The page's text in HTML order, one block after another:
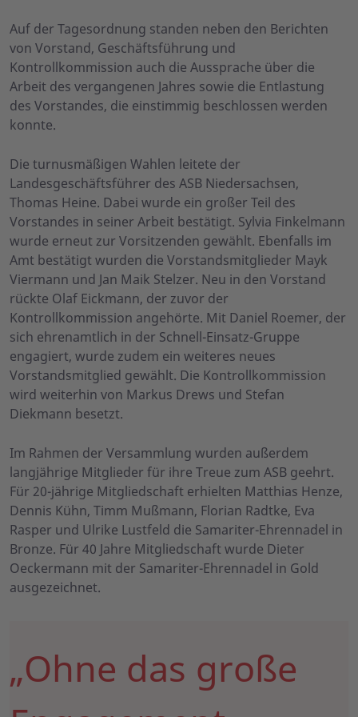
Auf der Tagesordnung standen neben den Berichten
von Vorstand, Geschäftsführung und
Kontrollkommission auch die Aussprache über die
Arbeit des vergangenen Jahres sowie die Entlastung
des Vorstandes, die einstimmig beschlossen werden
konnte.
Die turnusmäßigen Wahlen leitete der
Landesgeschäftsführer des ASB Niedersachsen,
Thomas Heine. Dabei wurde ein großer Teil des
Vorstandes in seiner Arbeit bestätigt. Sylvia Finkelmann
wurde erneut zur Vorsitzenden gewählt. Ebenfalls im
Amt bestätigt wurden die Vorstandsmitglieder Mayk
Viermann und Jan Maik Stelzer. Neu in den Vorstand
rückte Olaf Eickmann, der zuvor der
Kontrollkommission angehörte. Mit Daniel Roemer, der
sich ehrenamtlich in der Schnell-Einsatz-Gruppe
engagiert, wurde zudem ein weiteres neues
Vorstandsmitglied gewählt. Die Kontrollkommission
wird weiterhin von Markus Drews und Stefan
Diekmann besetzt.
Im Rahmen der Versammlung wurden außerdem
langjährige Mitglieder für ihre Treue zum ASB geehrt.
Für 20-jährige Mitgliedschaft erhielten Matthias Henze,
Dennis Kühn, Timm Mußmann, Florian Radtke, Eva
Rasper und Ulrike Lustfeld die Samariter-Ehrennadel in
Bronze. Für 40 Jahre Mitgliedschaft wurde Dieter
Oeckermann mit der Samariter-Ehrennadel in Gold
ausgezeichnet.
„Ohne das große